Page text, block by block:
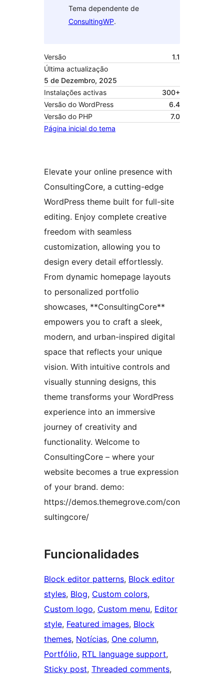
Tema dependente de
ConsultingWP.
Versão
1.1
Última actualização
5 de Dezembro, 2025
Instalações activas
300+
Versão do WordPress
6.4
Versão do PHP
7.0
Página inicial do tema
Elevate your online presence with
ConsultingCore, a cutting-edge
WordPress theme built for full-site
editing. Enjoy complete creative
freedom with seamless
customization, allowing you to
design every detail effortlessly.
From dynamic homepage layouts
to personalized portfolio
showcases, **ConsultingCore**
empowers you to craft a sleek,
modern, and urban-inspired digital
space that reflects your unique
vision. With intuitive controls and
visually stunning designs, this
theme transforms your WordPress
experience into an immersive
journey of creativity and
functionality. Welcome to
ConsultingCore – where your
website becomes a true expression
of your brand. demo:
https://demos.themegrove.com/con
sultingcore/
Funcionalidades
Block editor patterns, Block editor
styles, Blog, Custom colors
Custom logo, Custom menu, Editor
style, Featured images, Block
themes, Notícias, One column
Portfólio, RTL language support
Sticky post, Threaded comments